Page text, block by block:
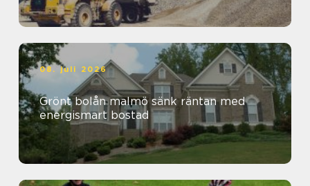
08. juli 2026
Grönt bolån malmö sänk räntan med
energismart bostad